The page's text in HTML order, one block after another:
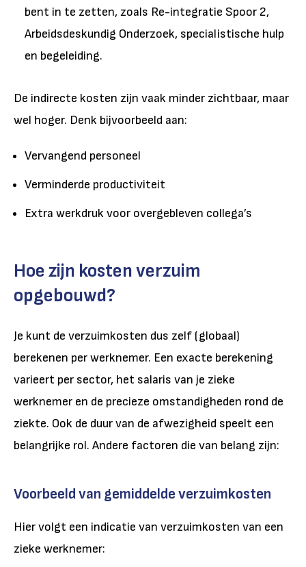
bent in te zetten, zoals Re-integratie Spoor 2,
Arbeidsdeskundig Onderzoek, specialistische hulp
en begeleiding.
De indirecte kosten zijn vaak minder zichtbaar, maar
wel hoger. Denk bijvoorbeeld aan:
Vervangend personeel
Verminderde productiviteit
Extra werkdruk voor overgebleven collega’s
Hoe zijn kosten verzuim
opgebouwd?
Je kunt de verzuimkosten dus zelf (globaal)
berekenen per werknemer. Een exacte berekening
varieert per sector, het salaris van je zieke
werknemer en de precieze omstandigheden rond de
ziekte. Ook de duur van de afwezigheid speelt een
belangrijke rol. Andere factoren die van belang zijn:
Voorbeeld van gemiddelde verzuimkosten
Hier volgt een indicatie van verzuimkosten van een
zieke werknemer: